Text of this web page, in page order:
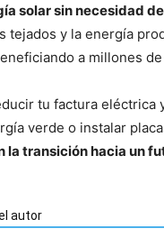
solar sin necesidad
tejados y la energía
a millones
tu factura eléctrica
verde o instalar
la transición hacia un
autor